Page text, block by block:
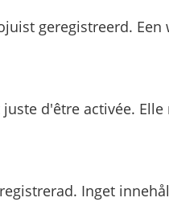
geregistreerd.
juste d'être activée.
Inget